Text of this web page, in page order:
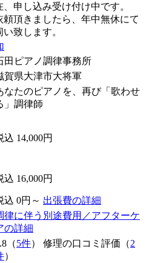
、申し込み受け付け中です。
頼頂きましたら、年中無休にて
い致します。
田ピアノ調律事務所
賀県大津市大将軍
なたのピアノを、再び「歌わせ
」調律師
込 14,000円
込 16,000円
込 0円～ 出張費の詳細
律に伴う別途費用／アフターケ
の詳細
（5件） 修理の口コミ評価（2
）